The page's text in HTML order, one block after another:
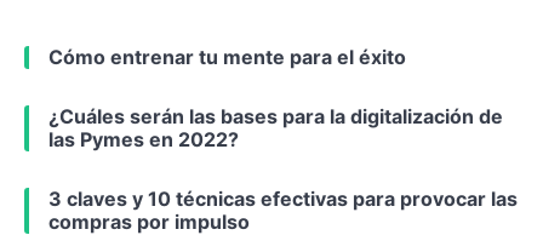
Cómo entrenar tu mente para el éxito
¿Cuáles serán las bases para la digitalización de
las Pymes en 2022?
3 claves y 10 técnicas efectivas para provocar las
compras por impulso